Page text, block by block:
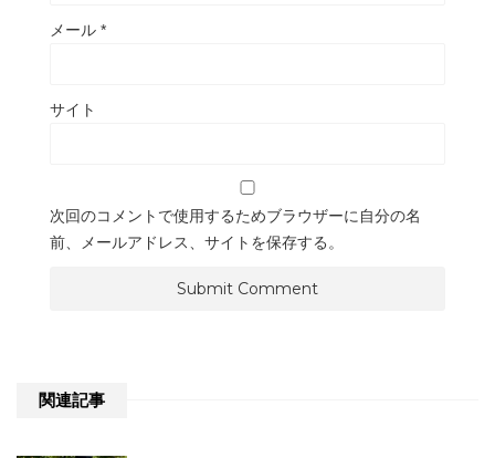
メール *
サイト
次回のコメントで使用するためブラウザーに自分の名
前、メールアドレス、サイトを保存する。
関連記事